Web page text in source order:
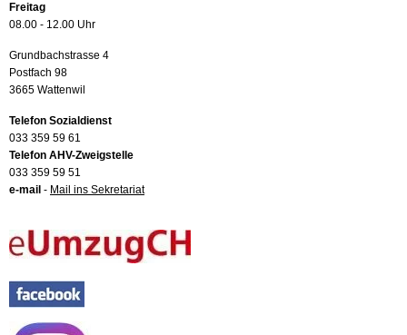
Freitag
08.00 - 12.00 Uhr
Grundbachstrasse 4
Postfach 98
3665 Wattenwil
Telefon Sozialdienst
033 359 59 61
Telefon AHV-Zweigstelle
033 359 59 51
e-mail - Mail ins Sekretariat